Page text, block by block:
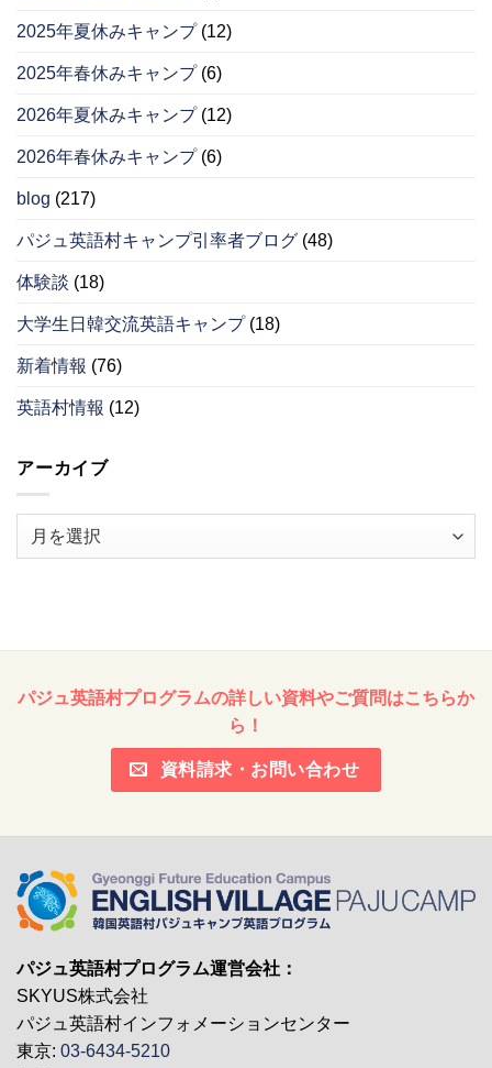
2025年夏休みキャンプ(12)
2025年春休みキャンプ(6)
2026年夏休みキャンプ(12)
2026年春休みキャンプ(6)
blog (217)
パジュ英語村キャンプ引率者ブログ (48)
体験談 (18)
大学生日韓交流英語キャンプ(18)
新着情報 (76)
英語村情報 (12)
アーカイブ
パジュ英語村プログラムの詳しい資料やご質問はこちらか
ら！
資料請求・お問い合わせ
パジュ英語村プログラム運営会社：
SKYUS株式会社
パジュ英語村インフォメーションセンター
東京: 03-6434-5210